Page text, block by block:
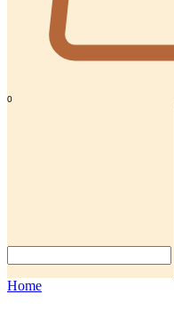
0
Home